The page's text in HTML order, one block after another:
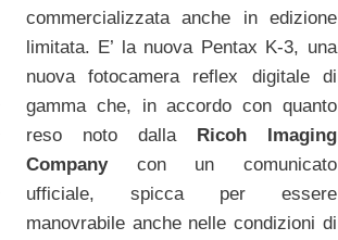
commercializzata anche in edizione
limitata. E’ la nuova Pentax K-3, una
nuova fotocamera reflex digitale di
gamma che, in accordo con quanto
reso noto dalla Ricoh Imaging
Companycon un comunicato
ufficiale, spicca per essere
manovrabile anche nelle condizioni di